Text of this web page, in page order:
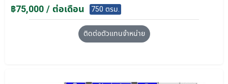
฿75,000 / ต่อเดือน 750 ตรม.
ติดต่อตัวแทนจำหน่าย